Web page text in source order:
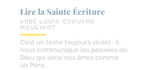
Lire la Sainte Écriture
ABBÉ LOUIS-EDOUARD
MEUGNIOT
C’est un texte toujours vivant ; il
nous communique les pensées du
Dieu qui aime nos âmes comme
un Père.